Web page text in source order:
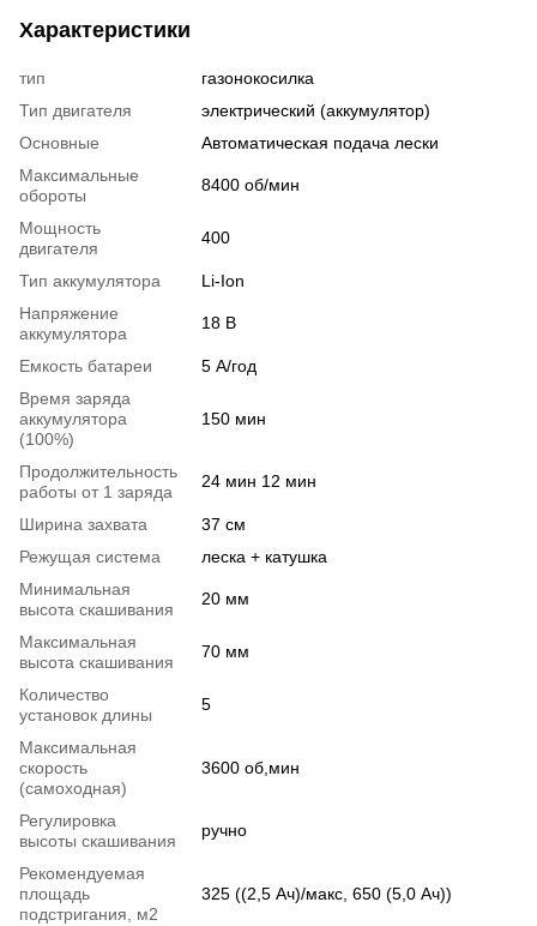
Характеристики
тип
газонокосилка
Тип двигателя
электрический (аккумулятор)
Основные
Автоматическая подача лески
Максимальные
обороты
8400 об/мин
Мощность
двигателя
400
Тип аккумулятора
Li-Ion
Напряжение
аккумулятора
18 В
Емкость батареи
5 А/год
Время заряда
аккумулятора
(100%)
150 мин
Продолжительность
работы от 1 заряда
24 мин 12 мин
Ширина захвата
37 см
Режущая система
леска + катушка
Минимальная
высота скашивания
20 мм
Максимальная
высота скашивания
70 мм
Количество
установок длины
5
Максимальная
скорость
(самоходная)
3600 об,мин
Регулировка
высоты скашивания
ручно
Рекомендуемая
площадь
подстригания, м2
325 ((2,5 Ач)/макс, 650 (5,0 Ач))